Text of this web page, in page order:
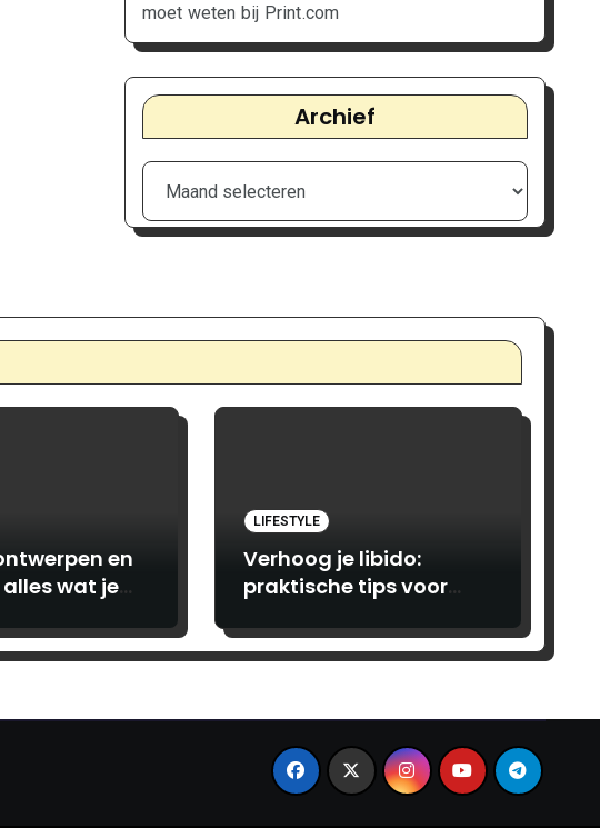
moet weten bij Print.com
Archief
Archief
en
wat je
LIFESTYLE
Verhoog je libido:
praktische tips voor